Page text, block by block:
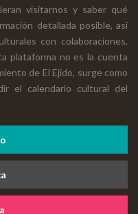
visitarnos y saber qué
detallada posible, así
con colaboraciones,
plataforma no es la cuenta
de El Ejido, surge como
el calendario cultural del